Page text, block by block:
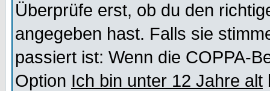
Überprüfe erst, ob du den
angegeben hast. Falls sie
passiert ist: Wenn die COPPA-
Option Ich bin unter 12 Jahre alt